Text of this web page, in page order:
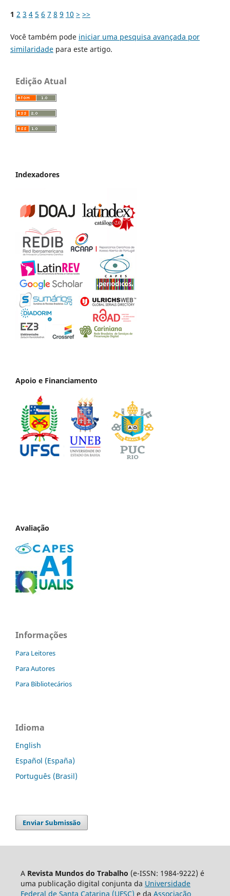
1 2 3 4 5 6 7 8 9 10 > >>
Você também pode iniciar uma pesquisa avançada por
similaridadepara este artigo.
Edição Atual
Indexadores
Apoio e Financiamento
Avaliação
Informações
Para Leitores
Para Autores
Para Bibliotecários
Idioma
English
Español (España)
Português (Brasil)
Enviar Submissão
A Revista Mundos do Trabalho (e-ISSN: 1984-9222) é
uma publicação digital conjunta da Universidade
Federal de Santa Catarina (UFSC) e da Associação